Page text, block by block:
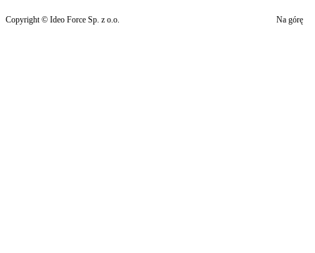
Copyright © Ideo Force Sp. z o.o. Na górę